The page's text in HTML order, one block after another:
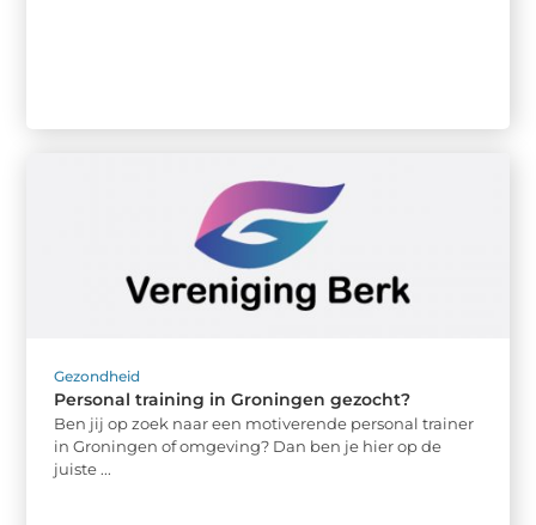
Gezondheid
Personal training in Groningen gezocht?
Ben jij op zoek naar een motiverende personal trainer
in Groningen of omgeving? Dan ben je hier op de
juiste ...